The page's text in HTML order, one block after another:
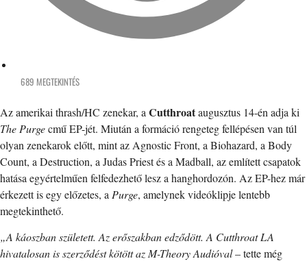
689 MEGTEKINTÉS
Az amerikai thrash/HC zenekar, a Cutthroataugusztus 14-én adja ki
The Purgecmű EP-jét. Miután a formáció rengeteg fellépésen van túl
olyan zenekarok előtt, mint az Agnostic Front, a Biohazard, a Body
Count, a Destruction, a Judas Priest és a Madball, az említett csapatok
hatása egyértelműen felfedezhető lesz a hanghordozón. Az EP-hez már
érkezett is egy előzetes, a Purge, amelynek videóklipje lentebb
megtekinthető.
„A káoszban született. Az erőszakban edződött. A Cutthroat LA
hivatalosan is szerződést kötött az M-Theory Audióval– tette még